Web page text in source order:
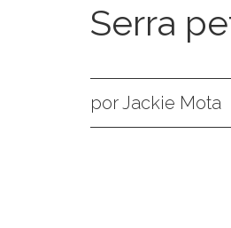
Serra
por Jackie Mota